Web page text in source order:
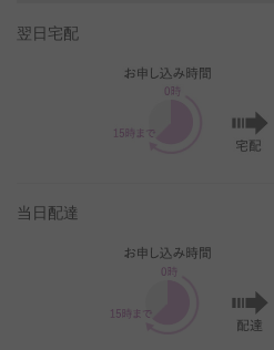
翌日宅配
当日配達